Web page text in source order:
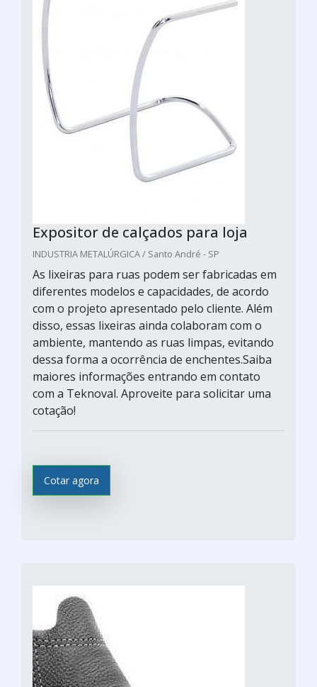
Expositor de calçados para loja
INDUSTRIA METALÚRGICA / Santo André - SP
As lixeiras para ruas podem ser fabricadas em
diferentes modelos e capacidades, de acordo
com o projeto apresentado pelo cliente. Além
disso, essas lixeiras ainda colaboram com o
ambiente, mantendo as ruas limpas, evitando
dessa forma a ocorrência de enchentes.Saiba
maiores informações entrando em contato
com a Teknoval. Aproveite para solicitar uma
cotação!
Cotar agora